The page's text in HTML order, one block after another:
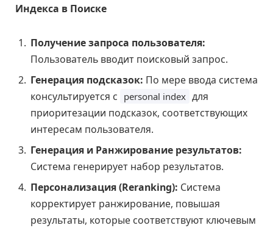
Индекса в Поиске
Получение запроса пользователя:
Пользователь вводит поисковый запрос.
Генерация подсказок: По мере ввода система
консультируется с personal index для
приоритезации подсказок, соответствующих
интересам пользователя.
Генерация и Ранжирование результатов:
Система генерирует набор результатов.
Персонализация (Reranking): Система
корректирует ранжирование, повышая
результаты, которые соответствуют ключевым